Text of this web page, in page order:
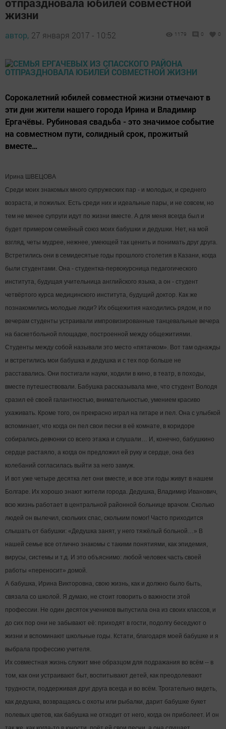
жизни
автор, 27 января 2017 - 10:52 1179 0 0
Сорокалетний юбилей совместной жизни отмечают в
эти дни жители нашего города Ирина и Владимир
Ергачёвы. Рубиновая свадьба - это значимое событие
на совместном пути, солидный срок, прожитый
вместе…
Ирина ШВЕЦОВА
Среди моих знакомых много супружеских пар - и молодых, и среднего
возраста, и пожилых. Есть среди них и идеальные пары, и не совсем, но
тем не менее супруги идут по жизни вместе. А для меня всегда был и
будет примером семейный союз моих бабушки и дедушки. Нет, на мой
взгляд, четы мудрее, нежнее, умеющей так ценить и понимать друг друга.
Встретились они в семидесятые годы прошлого столетия в Казани, когда
были студентами. Она - студентка-первокурсница педагогического
института, будущая учительница английского языка, а он - студент
четвёртого курса медицинского института, будущий доктор. Как же
познакомились молодые люди? Их общежития находились рядом, и по
вечерам студенты устраивали импровизированные танцевальные вечера
на баскетбольной площадке, построенной между общежитиями.
Студенты между собой называли это место «пятачком». Вот там однажды
и встретились мои бабушка и дедушка и с тех пор больше не
расставались. Они постигали науки, ходили в кино, в театр, в походы,
вместе путешествовали. Бабушка рассказывала мне, что студент Володя
сразил её своей галантностью, внимательностью, умением красиво
ухаживать. Кроме того, он прекрасно играл на гитаре и пел. Она с улыбкой
вспоминает, что когда он пел свои песни в её комнате, в коридоре
собирались девчонки со всего этажа и слушали… И, конечно, бабушкино
сердце растаяло, а когда он предложил ей руку и сердце, она без
колебаний согласилась выйти за него замуж.
И вот уже четыре десятка лет они вместе, и все эти годы живут в нашем
Болгаре. Их хорошо знают жители города. Дедушка, Владимир Иванович,
всю жизнь работает в центральной районной больнице врачом. Сколько
людей он вылечил, скольких спас, скольким помог! Часто приходится
слышать от бабушки: «Дедушка занят, у него тяжёлый больной…» В
нашей семье все отлично знакомы с такими понятиями, как эпидемия,
вирусы, системы и т.д. И это объяснимо: любой человек часть своей
работы «переносит» домой.
А бабушка, Ирина Викторовна, свою жизнь, как и должно было быть,
связала со школой. Я думаю, не стоит говорить о важности этой
профессии. Не один десяток учеников выпустила она из своих классов, и
до сих пор они не забывают её: приходят в гости, подолгу беседуют о
жизни и вспоминают школьные годы. Кстати, благодаря моей бабушке и я
выбрала профессию учителя.
Их совместная жизнь служит мне образцом для подражания во всём -- в
том, как они устраивают быт, воспитывают детей, как преодолевают
трудности, поддерживая друг друга всегда и во всём. Трогательно видеть,
как дедушка, возвращаясь с охоты или рыбалки, дарит бабушке букет
полевых цветов, как бабушка не отходит от него, когда он приболеет. И он